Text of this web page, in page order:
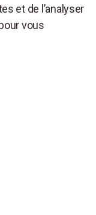
et de l’analyser
vous